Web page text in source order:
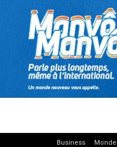
Business Monde